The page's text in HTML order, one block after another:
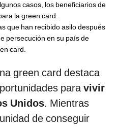
casos, los beneficiarios de
la green card.
que han recibido asilo después
persecución en su país de
card.
green card destaca
paravivir
Unidos. Mientras
de conseguir